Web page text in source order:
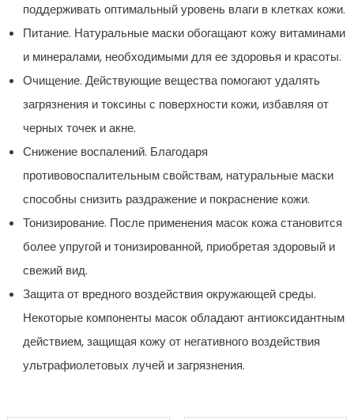
поддерживать оптимальный уровень влаги в клетках кожи.
Питание. Натуральные маски обогащают кожу витаминами
и минералами, необходимыми для ее здоровья и красоты.
Очищение. Действующие вещества помогают удалять
загрязнения и токсины с поверхности кожи, избавляя от
черных точек и акне.
Снижение воспалений. Благодаря
противовоспалительным свойствам, натуральные маски
способны снизить раздражение и покраснение кожи.
Тонизирование. После применения масок кожа становится
более упругой и тонизированной, приобретая здоровый и
свежий вид.
Защита от вредного воздействия окружающей среды.
Некоторые компоненты масок обладают антиоксидантным
действием, защищая кожу от негативного воздействия
ультрафиолетовых лучей и загрязнения.